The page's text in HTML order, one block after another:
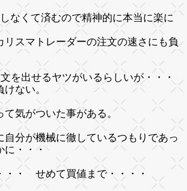
なくて済むので精神的に本当に楽に
リスマトレーダーの注文の速さにも負
を出せるヤツがいるらしいが・・・
ない。
て気がついた事がある。
自分が機械に徹しているつもりであっ
に・・・
・・ せめて買値まで・・・・